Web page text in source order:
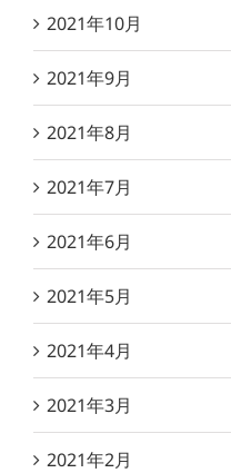
2021年10月
2021年9月
2021年8月
2021年7月
2021年6月
2021年5月
2021年4月
2021年3月
2021年2月